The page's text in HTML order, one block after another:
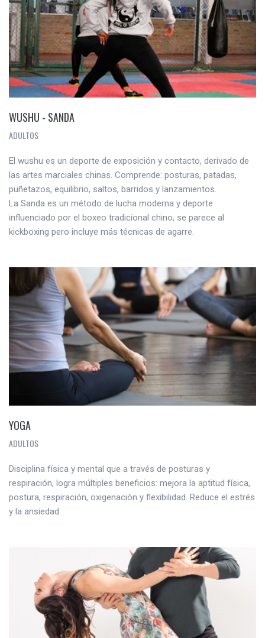
WUSHU - SANDA
ADULTOS
El wushu es un deporte de exposición y contacto, derivado de
las artes marciales chinas. Comprende: posturas, patadas,
puñetazos, equilibrio, saltos, barridos y lanzamientos.
La Sanda es un método de lucha moderna y deporte
influenciado por el boxeo tradicional chino, se parece al
kickboxing pero incluye más técnicas de agarre.
YOGA
ADULTOS
Disciplina física y mental que a través de posturas y
respiración, logra múltiples beneficios: mejora la aptitud física,
postura, respiración, oxigenación y flexibilidad. Reduce el estrés
y la ansiedad.